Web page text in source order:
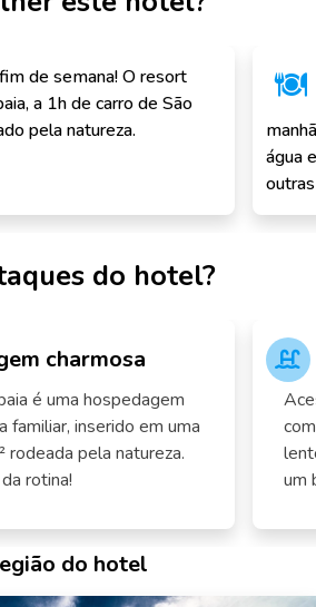
de semana! O resort
a 1h de carro de São
pela natureza.
água
do hotel?
charmosa
é uma hospedagem
familiar, inserido em uma
rodeada pela natureza.
rotina!
um
do hotel